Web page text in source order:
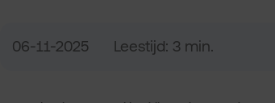
06-11-2025 Leestijd: 3 min.